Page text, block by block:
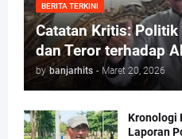
BERITA TERKINI
Catatan Kritis:
dan Teror terhadap
by banjarhits - Maret 20, 2026
Kronologi
Laporan